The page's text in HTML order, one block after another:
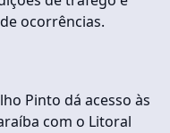
ocorrências.
Pinto dá acesso às
com o Litoral